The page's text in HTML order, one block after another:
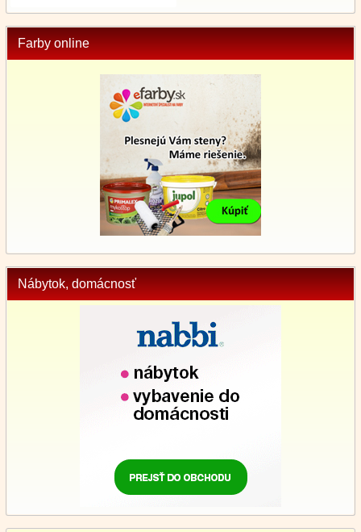
Farby online
Nábytok, domácnosť